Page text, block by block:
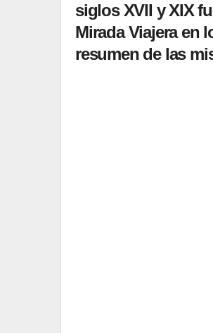
siglos XVII y XIX
Mirada Viajera en
resumen de las